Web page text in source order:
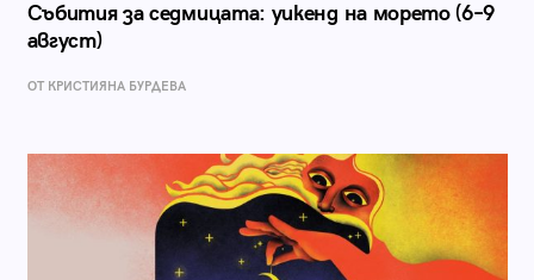
Събития за седмицата: уикенд на морето (6–9
август)
ОТ КРИСТИЯНА БУРДЕВА